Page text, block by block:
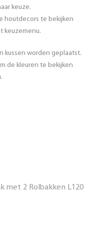
keuze.
houtdecors te bekijken
keuzemenu.
kussen worden geplaatst.
de kleuren te bekijken
met 2 Rolbakken L120